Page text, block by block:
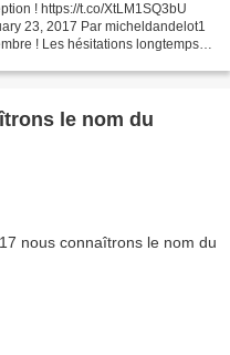
! https://t.co/XtLM1SQ3bU
23, 2017 Par micheldandelot1
! Les hésitations longtemps
le nom du